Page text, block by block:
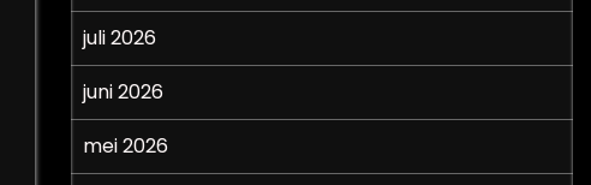
juli 2026
juni 2026
mei 2026